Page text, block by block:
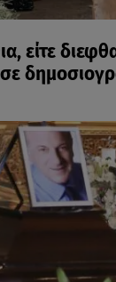
είτε